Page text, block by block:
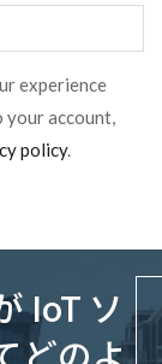
experience
your account,
policy.
IoT ソ
どのよ